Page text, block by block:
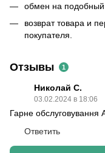
обмен на подобный
возврат товара и
покупателя.
Отзывы 1
Николай С.
03.02.2024 в 18:06
Гарне обслуговування
Ответить